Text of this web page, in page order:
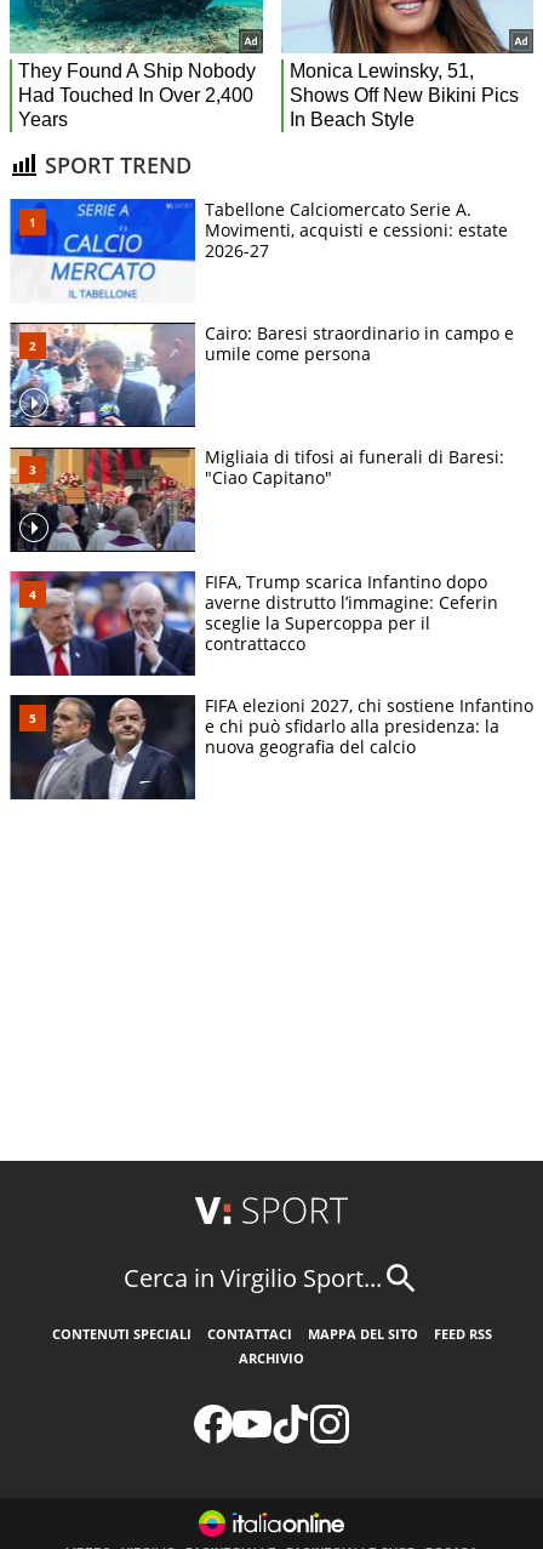
SPORT TREND
Tabellone Calciomercato Serie A.
Movimenti, acquisti e cessioni: estate
2026-27
Cairo: Baresi straordinario in campo e
umile come persona
Migliaia di tifosi ai funerali di Baresi:
"Ciao Capitano"
FIFA, Trump scarica Infantino dopo
averne distrutto l’immagine: Ceferin
sceglie la Supercoppa per il
contrattacco
FIFA elezioni 2027, chi sostiene Infantino
e chi può sfidarlo alla presidenza: la
nuova geografia del calcio
Cerca in Virgilio Sport...
CONTENUTI SPECIALI CONTATTACI MAPPA DEL SITO
FEED RSS
ARCHIVIO